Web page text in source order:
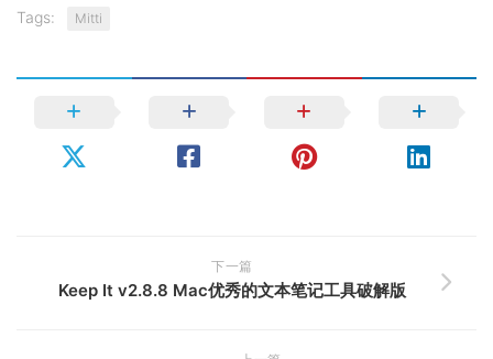
Tags: Mitti
下一篇
Keep It v2.8.8 Mac优秀的文本笔记工具破解版